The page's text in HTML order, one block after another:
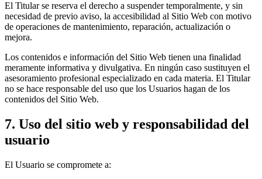
El Titular se reserva el derecho a suspender temporalmente, y sin
necesidad de previo aviso, la accesibilidad al Sitio Web con motivo
de operaciones de mantenimiento, reparación, actualización o
mejora.
Los contenidos e información del Sitio Web tienen una finalidad
meramente informativa y divulgativa. En ningún caso sustituyen el
asesoramiento profesional especializado en cada materia. El Titular
no se hace responsable del uso que los Usuarios hagan de los
contenidos del Sitio Web.
7. Uso del sitio web y responsabilidad del
usuario
El Usuario se compromete a: